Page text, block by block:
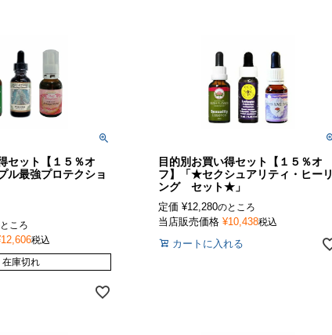
セット【１５％オ
ル最強プロテクショ
ころ
12,606税込
在庫切れ
目的別お買い得セット【１５％オ
フ】「★セクシュアリティ・ヒーリ
ング セット★」
定価 ¥12,280のところ
当店販売価格 ¥10,438税込
カートに入れる